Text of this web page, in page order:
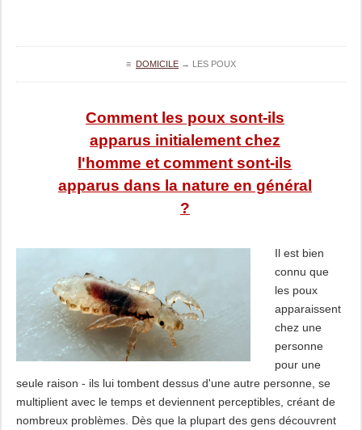
≡ DOMICILE→ LES POUX
Comment les poux sont-ils
apparus initialement chez
l'homme et comment sont-ils
apparus dans la nature en général
?
Il est bien
connu que
les poux
apparaissent
chez une
personne
pour une
seule raison - ils lui tombent dessus d'une autre personne, se
multiplient avec le temps et deviennent perceptibles, créant de
nombreux problèmes. Dès que la plupart des gens découvrent